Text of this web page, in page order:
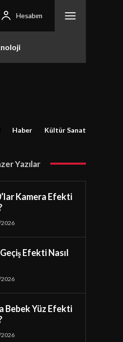
Hesabım
Haber Kültür Sanat
Yazılar
Kamera Efekti
Efekti Nasıl
Bebek Yüz Efekti